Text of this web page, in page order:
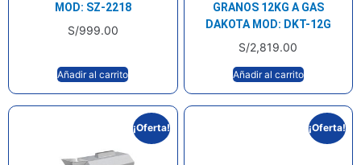
MOD: SZ-2218
S/999.00
Añadir al carrito
GRANOS 12KG A GAS
DAKOTA MOD: DKT-12G
S/2,819.00
Añadir al carrito
¡Oferta! ¡Oferta!